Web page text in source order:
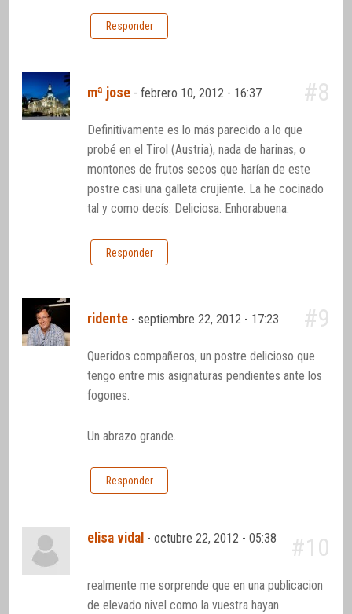
Responder
mª jose -febrero 10, 2012 - 16:37 #8
Definitivamente es lo más parecido a lo que
probé en el Tirol (Austria), nada de harinas, o
montones de frutos secos que harían de este
postre casi una galleta crujiente. La he cocinado
tal y como decís. Deliciosa. Enhorabuena.
Responder
ridente -septiembre 22, 2012 - 17:23 #9
Queridos compañeros, un postre delicioso que
tengo entre mis asignaturas pendientes ante los
fogones.
Un abrazo grande.
Responder
elisa vidal -octubre 22, 2012 - 05:38 #10
realmente me sorprende que en una publicacion
de elevado nivel como la vuestra hayan